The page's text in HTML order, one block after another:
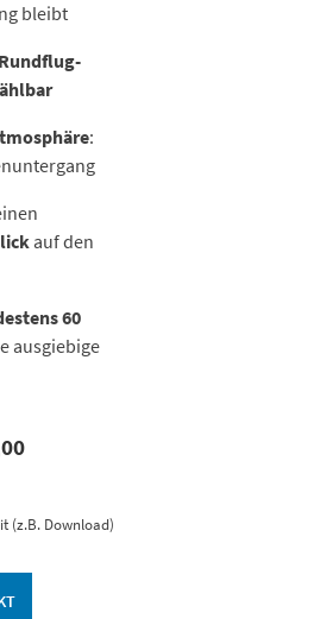
Preisspanne:
€420,00
(z.B. Download)
bleibt
Rundflug-
:
auf den
60
ausgiebige